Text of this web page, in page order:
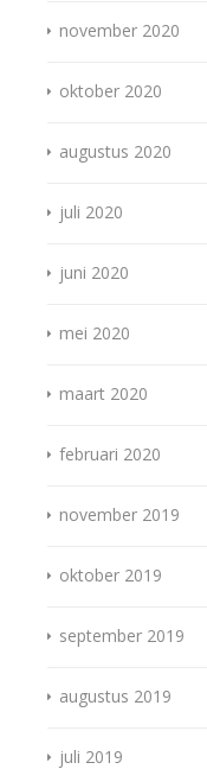
november 2020
oktober 2020
augustus 2020
juli 2020
juni 2020
mei 2020
maart 2020
februari 2020
november 2019
oktober 2019
september 2019
augustus 2019
juli 2019